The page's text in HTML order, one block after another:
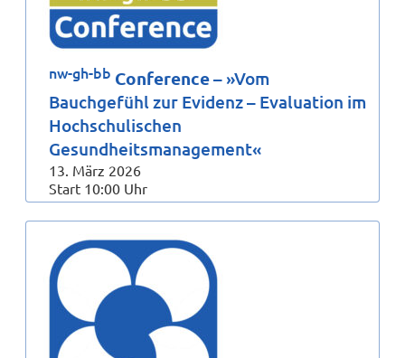
nw-gh-bb Conference– »Vom
Bauchgefühl zur Evidenz – Evaluation im
Hochschulischen
Gesundheitsmanagement«
13. März 2026
Start 10:00 Uhr